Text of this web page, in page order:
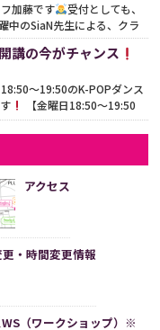
加藤です
受付としても、
中のSiaN先生による、クラ
SiaN先生によるリトルク...続
講の今がチャンス
〜19:50のK-POPダンス
【金曜日18:50〜19:50
インストラクター SiaN...続
アクセス
・時間変更情報
WS（ワークショップ）※